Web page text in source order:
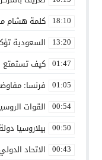
18:10 كلمة هشام
13:20 السعودية
01:47 كيف تستمتع
01:05 فرنسا:
00:54 القوات
00:50 بيلاروسيا
00:43 الاتحاد الدولي